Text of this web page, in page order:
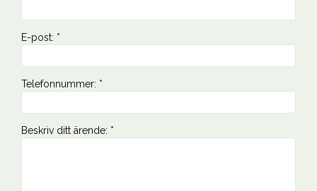
E-post: *
Telefonnummer: *
Beskriv ditt ärende: *